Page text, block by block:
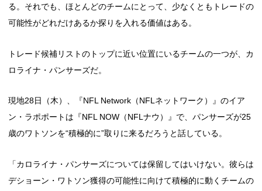
る。それでも、ほとんどのチームにとって、少なくともトレードの
可能性がどれだけあるか探りを入れる価値はある。
トレード候補リストのトップに近い位置にいるチームの一つが、カ
ロライナ・パンサーズだ。
現地28日（木）、『NFL Network（NFLネットワーク）』のイア
ン・ラポポートは『NFL NOW（NFLナウ）』で、パンサーズが25
歳のワトソンを“積極的に”取りに来るだろうと話している。
「カロライナ・パンサーズについては保留してはいけない。彼らは
デショーン・ワトソン獲得の可能性に向けて積極的に動くチームの